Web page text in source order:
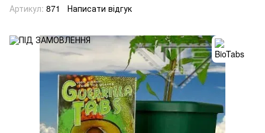
Артикул: 871 Написати відгук